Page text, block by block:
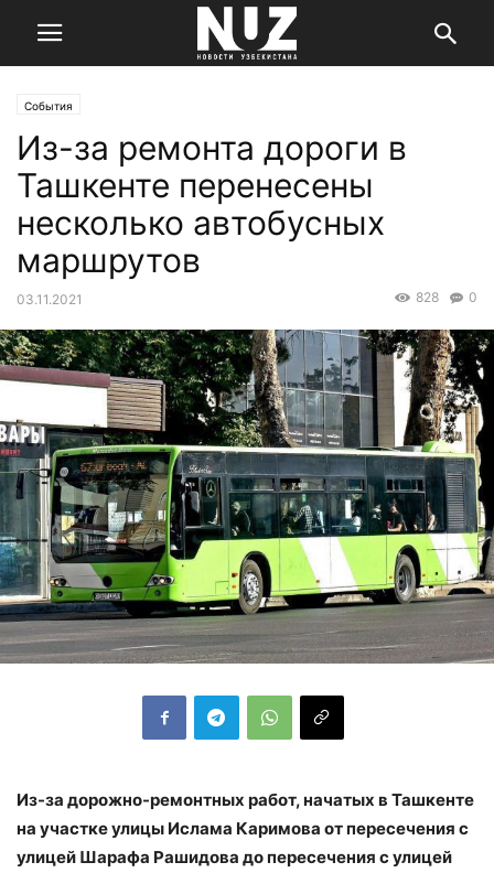
События
Из-за ремонта дороги в
Ташкенте перенесены
несколько автобусных
маршрутов
03.11.2021 0
828
Из-за дорожно-ремонтных работ, начатых в Ташкенте
на участке улицы Ислама Каримова от пересечения с
улицей Шарафа Рашидова до пересечения с улицей